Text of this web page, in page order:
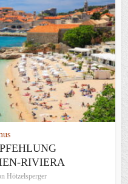
RIVIERA
Hötzelsperger